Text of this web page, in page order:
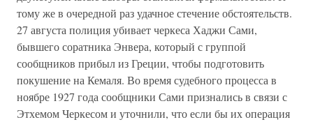
тому же в очередной раз удачное стечение обстоятельств.
27 августа полиция убивает черкеса Хаджи Сами,
бывшего соратника Энвера, который с группой
сообщников прибыл из Греции, чтобы подготовить
покушение на Кемаля. Во время судебного процесса в
ноябре 1927 года сообщники Сами признались в связи с
Этхемом Черкесом и уточнили, что если бы их операция